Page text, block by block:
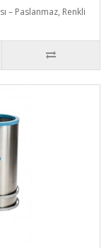
– Paslanmaz, Renkli